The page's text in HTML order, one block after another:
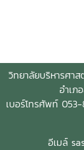
วิทยาลัยบริหารศา
อำเภ
เบอร์โทรศัพท์
อีเมล์